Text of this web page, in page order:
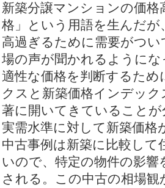
新築分譲マンションの価格
格」という用語を生んだ
高過ぎるために需要がつ
場の声が聞かれるようにな
適性な価格を判断するた
クスと新築価格インデッ
著に開いてきていること
実需水準に対して新築価
中古事例は新築に比較し
いので、特定の物件の影
される。この中古の相場